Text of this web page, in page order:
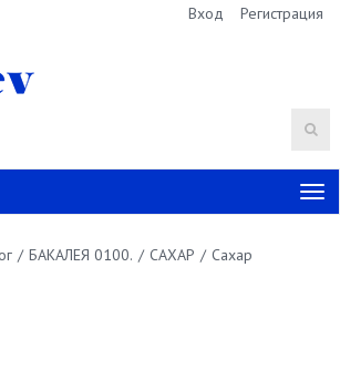
Вход Регистрация
/ БАКАЛЕЯ 0100. / САХАР / Сахар